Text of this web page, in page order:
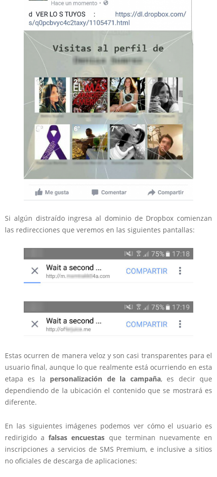
Si algún distraído ingresa al dominio de Dropbox comienzan
las redirecciones que veremos en las siguientes pantallas:
Estas ocurren de manera veloz y son casi transparentes para el
usuario final, aunque lo que realmente está ocurriendo en esta
etapa es la personalización de la campaña, es decir que
dependiendo de la ubicación el contenido que se mostrará es
diferente.
En las siguientes imágenes podemos ver cómo el usuario es
redirigido afalsas encuestas que terminan nuevamente en
inscripciones a servicios de SMS Premium, e inclusive a sitios
no oficiales de descarga de aplicaciones: